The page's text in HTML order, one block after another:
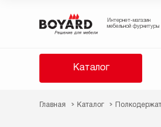
Интернет-магазин
мебельной фурнитуры
Каталог
Главная Каталог